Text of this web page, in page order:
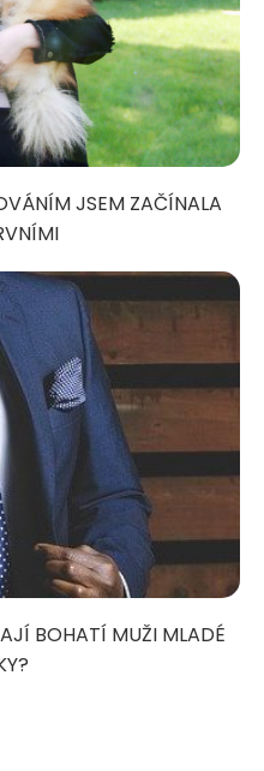
JSEM ZAČÍNALA
BOHATÍ MUŽI MLADÉ